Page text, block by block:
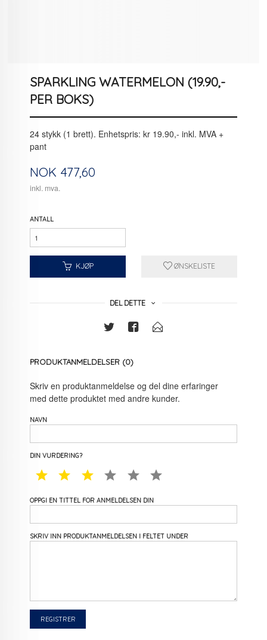
SPARKLING WATERMELON (19.90,-
PER BOKS)
24 stykk (1 brett). Enhetspris: kr 19.90,- inkl. MVA +
pant
Pris
NOK 477,60
inkl. mva.
ANTALL
KJØP ØNSKELISTE
DEL DETTE
PRODUKTANMELDELSER (0)
Skriv en produktanmeldelse og del dine erfaringer
med dette produktet med andre kunder.
NAVN
DIN VURDERING?
1 STAR 2 STAR3 STAR4 STAR5 STAR
OPPGI EN TITTEL FOR ANMELDELSEN DIN
SKRIV INN PRODUKTANMELDELSEN I FELTET UNDER